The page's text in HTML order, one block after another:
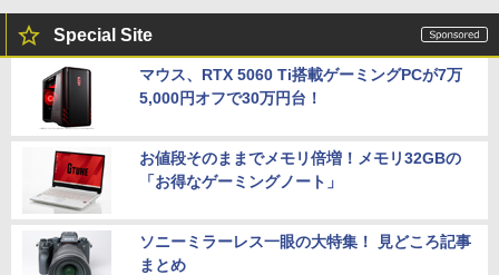
Special Site
マウス、RTX 5060 Ti搭載ゲーミングPCが7万
5,000円オフで30万円台！
お値段そのままでメモリ倍増！メモリ32GBの
「お得なゲーミングノート」
ソニーミラーレス一眼の大特集！ 見どころ記事
まとめ